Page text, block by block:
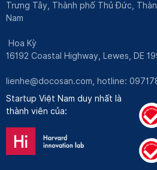
Trưng Tây, Thành phố Thủ Đức,
Nam
Hoa Kỳ
16192 Coastal Highway, Lewes, DE
lienhe@docosan.com , hotline:
Startup Việt Nam duy nhất là
thành viên của: